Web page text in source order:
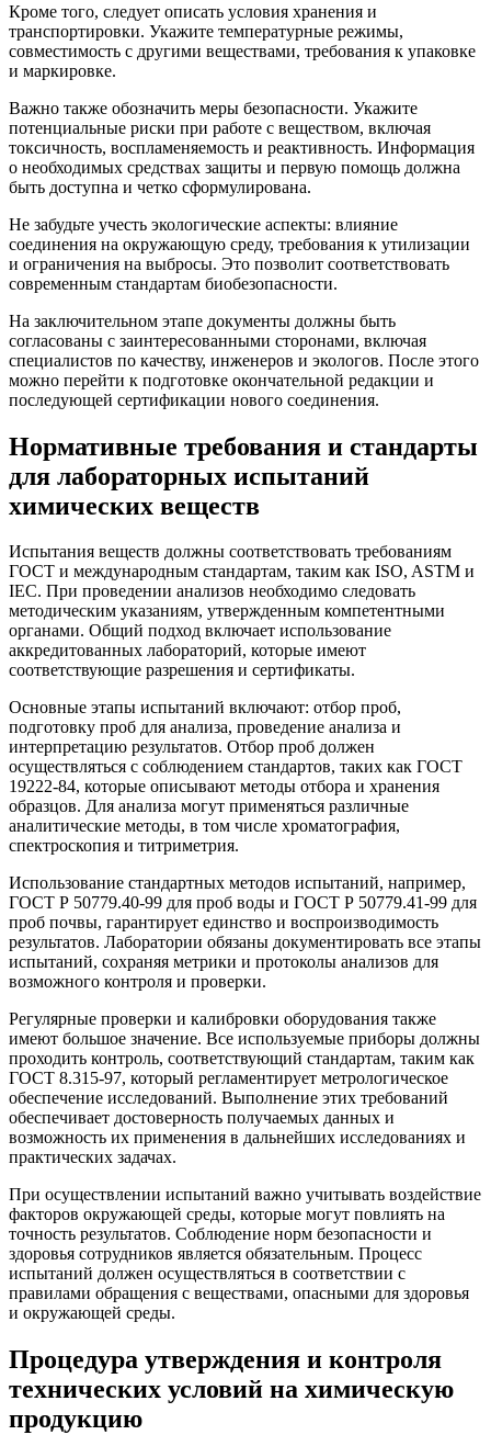
Кроме того, следует описать условия хранения и
транспортировки. Укажите температурные режимы,
совместимость с другими веществами, требования к упаковке
и маркировке.
Важно также обозначить меры безопасности. Укажите
потенциальные риски при работе с веществом, включая
токсичность, воспламеняемость и реактивность. Информация
о необходимых средствах защиты и первую помощь должна
быть доступна и четко сформулирована.
Не забудьте учесть экологические аспекты: влияние
соединения на окружающую среду, требования к утилизации
и ограничения на выбросы. Это позволит соответствовать
современным стандартам биобезопасности.
На заключительном этапе документы должны быть
согласованы с заинтересованными сторонами, включая
специалистов по качеству, инженеров и экологов. После этого
можно перейти к подготовке окончательной редакции и
последующей сертификации нового соединения.
Нормативные требования и стандарты
для лабораторных испытаний
химических веществ
Испытания веществ должны соответствовать требованиям
ГОСТ и международным стандартам, таким как ISO, ASTM и
IEC. При проведении анализов необходимо следовать
методическим указаниям, утвержденным компетентными
органами. Общий подход включает использование
аккредитованных лабораторий, которые имеют
соответствующие разрешения и сертификаты.
Основные этапы испытаний включают: отбор проб,
подготовку проб для анализа, проведение анализа и
интерпретацию результатов. Отбор проб должен
осуществляться с соблюдением стандартов, таких как ГОСТ
19222-84, которые описывают методы отбора и хранения
образцов. Для анализа могут применяться различные
аналитические методы, в том числе хроматография,
спектроскопия и титриметрия.
Использование стандартных методов испытаний, например,
ГОСТ Р 50779.40-99 для проб воды и ГОСТ Р 50779.41-99 для
проб почвы, гарантирует единство и воспроизводимость
результатов. Лаборатории обязаны документировать все этапы
испытаний, сохраняя метрики и протоколы анализов для
возможного контроля и проверки.
Регулярные проверки и калибровки оборудования также
имеют большое значение. Все используемые приборы должны
проходить контроль, соответствующий стандартам, таким как
ГОСТ 8.315-97, который регламентирует метрологическое
обеспечение исследований. Выполнение этих требований
обеспечивает достоверность получаемых данных и
возможность их применения в дальнейших исследованиях и
практических задачах.
При осуществлении испытаний важно учитывать воздействие
факторов окружающей среды, которые могут повлиять на
точность результатов. Соблюдение норм безопасности и
здоровья сотрудников является обязательным. Процесс
испытаний должен осуществляться в соответствии с
правилами обращения с веществами, опасными для здоровья
и окружающей среды.
Процедура утверждения и контроля
технических условий на химическую
продукцию